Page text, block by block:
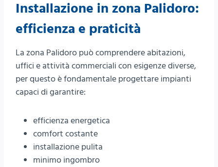
Installazione in zona Palidoro:
efficienza e praticità
La zona Palidoro può comprendere abitazioni,
uffici e attività commerciali con esigenze diverse,
per questo è fondamentale progettare impianti
capaci di garantire:
efficienza energetica
comfort costante
installazione pulita
minimo ingombro